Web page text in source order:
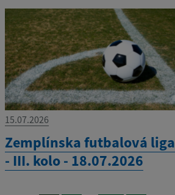
15.07.2026
Zemplínska futbalová liga
- III. kolo - 18.07.2026